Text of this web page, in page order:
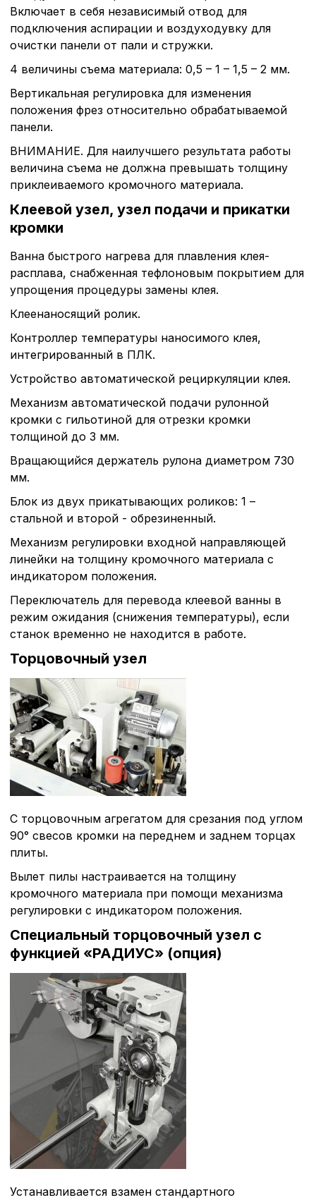
Включает в себя независимый отвод для
подключения аспирации и воздуходувку для
очистки панели от пали и стружки.
4 величины съема материала: 0,5 – 1 – 1,5 – 2 мм.
Вертикальная регулировка для изменения
положения фрез относительно обрабатываемой
панели.
ВНИМАНИЕ. Для наилучшего результата работы
величина съема не должна превышать толщину
приклеиваемого кромочного материала.
Клеевой узел, узел подачи и прикатки
кромки
Ванна быстрого нагрева для плавления клея-
расплава, снабженная тефлоновым покрытием для
упрощения процедуры замены клея.
Клеенаносящий ролик.
Контроллер температуры наносимого клея,
интегрированный в ПЛК.
Устройство автоматической рециркуляции клея.
Механизм автоматической подачи рулонной
кромки с гильотиной для отрезки кромки
толщиной до 3 мм.
Вращающийся держатель рулона диаметром 730
мм.
Блок из двух прикатывающих роликов: 1 –
стальной и второй - обрезиненный.
Механизм регулировки входной направляющей
линейки на толщину кромочного материала с
индикатором положения.
Переключатель для перевода клеевой ванны в
режим ожидания (снижения температуры), если
станок временно не находится в работе.
Торцовочный узел
С торцовочным агрегатом для срезания под углом
90° свесов кромки на переднем и заднем торцах
плиты.
Вылет пилы настраивается на толщину
кромочного материала при помощи механизма
регулировки с индикатором положения.
Специальный торцовочный узел с
функцией «РАДИУС» (опция)
Устанавливается взамен стандартного